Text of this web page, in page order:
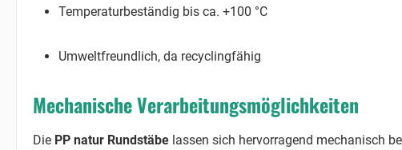
Temperaturbeständig bis ca. +100 °C
Umweltfreundlich, da recyclingfähig
Mechanische Verarbeitungsmöglichkeiten
Die PP natur Rundstäbe lassen sich hervorragend mechanisch